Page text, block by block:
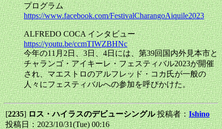
プログラム
https://www.facebook.com/FestivalCharangoAiquile2023
ALFREDO COCA インタビュー
https://youtu.be/ccmTIWZBHNc
今年の11月2日、3日、4日には、第39回国内外見本市と
チャランゴ・アイキーレ・フェスティバル2023が開催
され、マエストロのアルフレッド・コカ氏が一般の
人々にフェスティバルへの参加を呼びかけた。
[2235]ロス・ハイラスのデビューシングル投稿者：Ishino
投稿日：2023/10/31(Tue) 00:16